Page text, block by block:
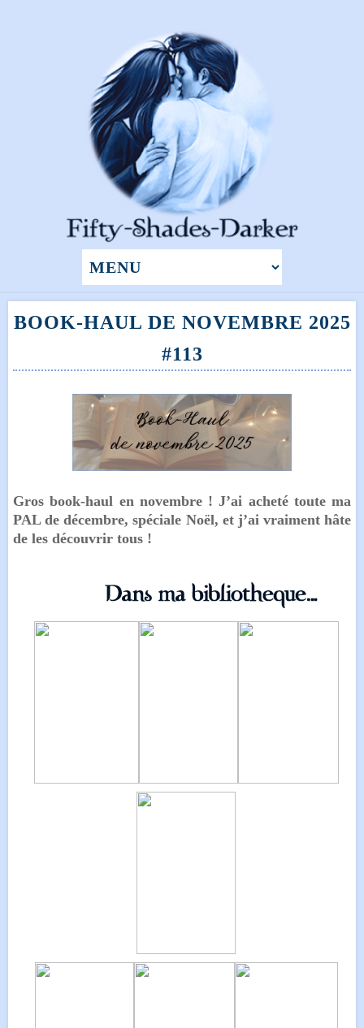
BOOK-HAUL DE NOVEMBRE 2025
#113
Gros book-haul en novembre ! J’ai acheté toute ma
PAL de décembre, spéciale Noël, et j’ai vraiment hâte
de les découvrir tous !